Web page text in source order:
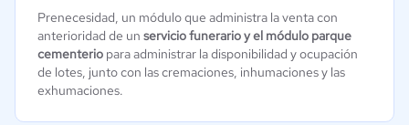
Prenecesidad, un módulo que administra la venta con
anterioridad de un servicio funerario y el módulo parque
cementerio para administrar la disponibilidad y ocupación
de lotes, junto con las cremaciones, inhumaciones y las
exhumaciones.